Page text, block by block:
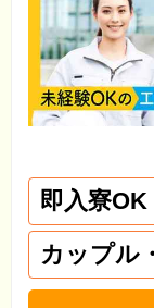
即入寮OK
カップル